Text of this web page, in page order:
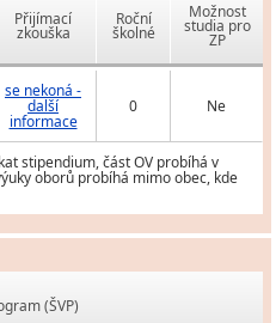
Přijímací
zkouška
Roční
školné
Možnost
studia pro
ZP
se nekoná -
další
informace
0 Ne
stipendium, část OV probíhá v
oborů probíhá mimo obec, kde
(ŠVP)